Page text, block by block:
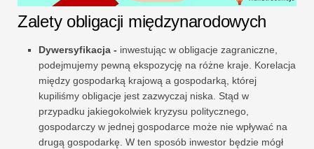
Zalety obligacji międzynarodowych
Dywersyfikacja - inwestując w obligacje zagraniczne,
podejmujemy pewną ekspozycję na różne kraje. Korelacja
między gospodarką krajową a gospodarką, której
kupiliśmy obligacje jest zazwyczaj niska. Stąd w
przypadku jakiegokolwiek kryzysu politycznego,
gospodarczy w jednej gospodarce może nie wpływać na
drugą gospodarkę. W ten sposób inwestor będzie mógł